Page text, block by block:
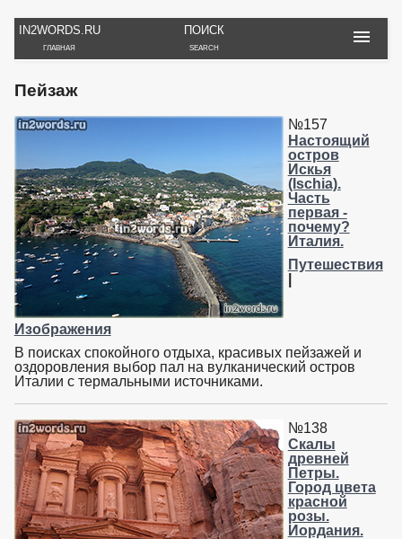
IN2WORDS.RU
ГЛАВНАЯ
ПОИСК
SEARCH
ВЯЗАНИЕ
ИГРЫ
И ИГРУШКИ
ОБОИ
Пейзаж
№157
Настоящий
остров
Искья
(Ischia).
Часть
первая -
почему?
Италия.
Путешествия
Изображения
В поисках спокойного отдыха, красивых пейзажей и
оздоровления выбор пал на вулканический остров
Италии с термальными источниками.
№138
Скалы
древней
Петры.
Город цвета
красной
розы.
Иордания.